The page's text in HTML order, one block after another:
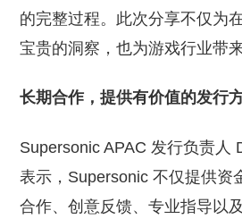
的完整过程。此次分享不仅为
宝贵的洞察，也为游戏行业带
长期合作，提供有价值的发行
Supersonic APAC 发行负责人
表示，Supersonic 不仅提供资
合作、创意反馈、专业指导以